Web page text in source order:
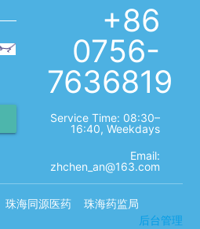
+86
0756-
7636819
Service Time: 08:30–
16:40, Weekdays
Email:
zhchen_an@163.com
珠海同源医药
珠海药监局
后台管理